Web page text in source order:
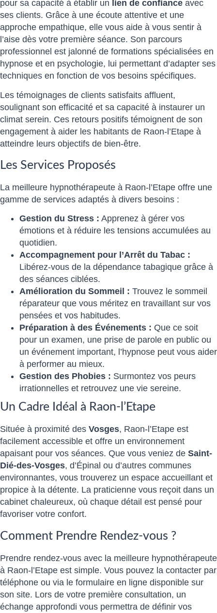
pour sa capacité à établir un lien de confiance avec
ses clients. Grâce à une écoute attentive et une
approche empathique, elle vous aide à vous sentir à
l’aise dès votre première séance. Son parcours
professionnel est jalonné de formations spécialisées en
hypnose et en psychologie, lui permettant d’adapter ses
techniques en fonction de vos besoins spécifiques.
Les témoignages de clients satisfaits affluent,
soulignant son efficacité et sa capacité à instaurer un
climat serein. Ces retours positifs témoignent de son
engagement à aider les habitants de Raon-l’Etape à
atteindre leurs objectifs de bien-être.
Les Services Proposés
La meilleure hypnothérapeute à Raon-l’Etape offre une
gamme de services adaptés à divers besoins :
Gestion du Stress : Apprenez à gérer vos
émotions et à réduire les tensions accumulées au
quotidien.
Accompagnement pour l’Arrêt du Tabac :
Libérez-vous de la dépendance tabagique grâce à
des séances ciblées.
Amélioration du Sommeil : Trouvez le sommeil
réparateur que vous méritez en travaillant sur vos
pensées et vos habitudes.
Préparation à des Événements : Que ce soit
pour un examen, une prise de parole en public ou
un événement important, l’hypnose peut vous aider
à performer au mieux.
Gestion des Phobies : Surmontez vos peurs
irrationnelles et retrouvez une vie sereine.
Un Cadre Idéal à Raon-l’Etape
Située à proximité des Vosges, Raon-l’Etape est
facilement accessible et offre un environnement
apaisant pour vos séances. Que vous veniez de Saint-
Dié-des-Vosges, d’Épinal ou d’autres communes
environnantes, vous trouverez un espace accueillant et
propice à la détente. La praticienne vous reçoit dans un
cabinet chaleureux, où chaque détail est pensé pour
favoriser votre confort.
Comment Prendre Rendez-vous ?
Prendre rendez-vous avec la meilleure hypnothérapeute
à Raon-l’Etape est simple. Vous pouvez la contacter par
téléphone ou via le formulaire en ligne disponible sur
son site. Lors de votre première consultation, un
échange approfondi vous permettra de définir vos